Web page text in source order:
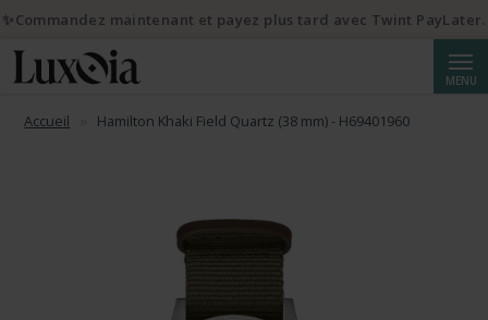
MENU
Accueil Hamilton Khaki Field Quartz (38 mm) - H69401960
✨Commandez maintenant et payez plus tard avec Twint PayLater.